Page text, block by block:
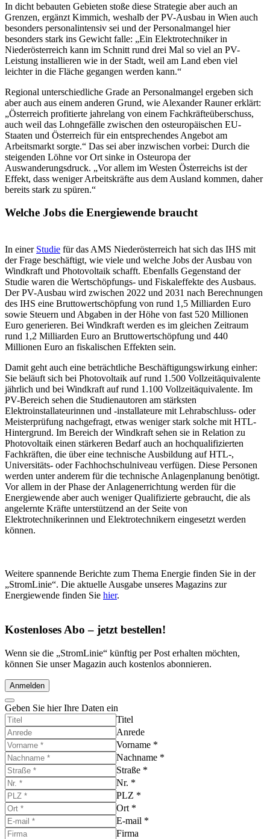
In dicht bebauten Gebieten stoße diese Strategie aber auch an
Grenzen, ergänzt Kimmich, weshalb der PV-Ausbau in Wien auch
besonders personalintensiv sei und der Personalmangel hier
besonders stark ins Gewicht falle: „Ein Elektrotechniker in
Niederösterreich kann im Schnitt rund drei Mal so viel an PV-
Leistung installieren wie in der Stadt, weil am Land eben viel
leichter in die Fläche gegangen werden kann.“
Regional unterschiedliche Grade an Personalmangel ergeben sich
aber auch aus einem anderen Grund, wie Alexander Rauner erklärt:
„Österreich profitierte jahrelang von einem Fachkräfteüberschuss,
auch weil das Lohngefälle zwischen den osteuropäischen EU-
Staaten und Österreich für ein entsprechendes Angebot am
Arbeitsmarkt sorgte.“ Das sei aber inzwischen vorbei: Durch die
steigenden Löhne vor Ort sinke in Osteuropa der
Auswanderungsdruck. „Vor allem im Westen Österreichs ist der
Effekt, dass weniger Arbeitskräfte aus dem Ausland kommen, daher
bereits stark zu spüren.“
Welche Jobs die Energiewende braucht
In einer Studie für das AMS Nieder­österreich hat sich das IHS mit
der Frage beschäftigt, wie viele und welche Jobs der Ausbau von
Windkraft und Photovoltaik schafft. Ebenfalls Gegenstand der
Studie waren die Wertschöpfungs- und Fiskaleffekte des Ausbaus.
Der PV-Ausbau wird zwischen 2022 und 2031 nach Berechnungen
des IHS eine Bruttowertschöpfung von rund 1,5 Milliarden Euro
sowie Steuern und Abgaben in der Höhe von fast 520 Millionen
Euro generieren. Bei Windkraft werden es im gleichen Zeitraum
rund 1,2 Milliarden Euro an Bruttowertschöpfung und 440
Millionen Euro an fiskalischen Effekten sein.
Damit geht auch eine beträchtliche Beschäftigungswirkung einher:
Sie beläuft sich bei Photovoltaik auf rund 1.500 Vollzeitäquivalente
jährlich und bei Windkraft auf rund 1.100 Vollzeitäquivalente. Im
PV-Bereich sehen die Studienautoren am stärksten
Elektroinstallateurinnen und -installateure mit Lehrabschluss- oder
Meisterprüfung nachgefragt, etwas weniger stark solche mit HTL-
Hintergrund. Im Bereich der Windkraft sehen sie in Relation zu
Photovoltaik einen stärkeren Bedarf auch an hochqualifizierten
Fachkräften, die über eine technische Ausbildung auf HTL-,
Universitäts- oder Fachhochschulniveau verfügen. Diese Personen
werden unter anderem für die technische Anlagenplanung benötigt.
Vor allem in der Phase der Anlagenerrichtung werden für die
Energiewende aber auch weniger Qualifizierte gebraucht, die als
angelernte Kräfte unterstützend an der Seite von
Elektrotechnikerinnen und Elektrotechnikern eingesetzt werden
können.
Weitere spannende Berichte zum Thema Energie finden Sie in der
„StromLinie“. Die aktuelle Ausgabe unseres Magazins zur
Energiewende finden Sie hier.
Kostenloses Abo – jetzt bestellen!
Wenn sie die „StromLinie“ künftig per Post erhalten möchten,
können Sie unser Magazin auch kostenlos abonnieren.
Anmelden
Geben Sie hier Ihre Daten ein
Titel
Anrede
Vorname *
Nachname *
Straße *
Nr. *
PLZ *
Ort *
E-mail *
Firma